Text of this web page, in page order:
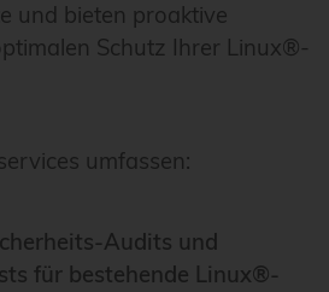
und bieten proaktive
Schutz Ihrer Linux®-
umfassen:
Audits und
für bestehende Linux®-